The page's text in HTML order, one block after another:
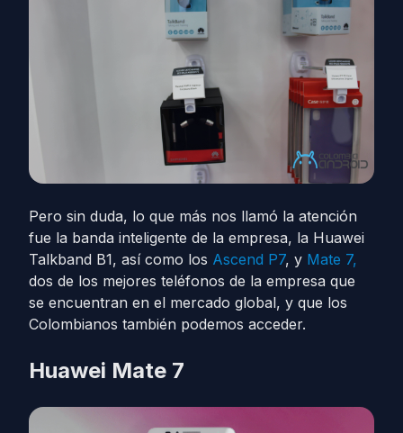
Pero sin duda, lo que más nos llamó la atención
fue la banda inteligente de la empresa, la Huawei
Talkband B1, así como los Ascend P7, y Mate 7,
dos de los mejores teléfonos de la empresa que
se encuentran en el mercado global, y que los
Colombianos también podemos acceder.
Huawei Mate 7